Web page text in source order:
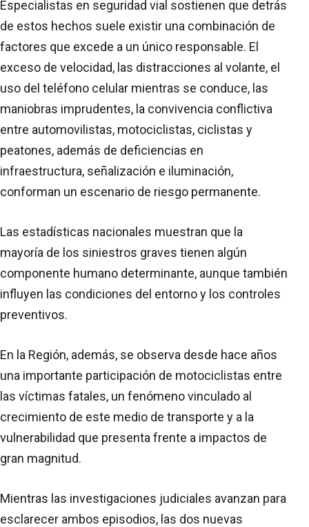
Especialistas en seguridad vial sostienen que detrás
de estos hechos suele existir una combinación de
factores que excede a un único responsable. El
exceso de velocidad, las distracciones al volante, el
uso del teléfono celular mientras se conduce, las
maniobras imprudentes, la convivencia conflictiva
entre automovilistas, motociclistas, ciclistas y
peatones, además de deficiencias en
infraestructura, señalización e iluminación,
conforman un escenario de riesgo permanente.
Las estadísticas nacionales muestran que la
mayoría de los siniestros graves tienen algún
componente humano determinante, aunque también
influyen las condiciones del entorno y los controles
preventivos.
En la Región, además, se observa desde hace años
una importante participación de motociclistas entre
las víctimas fatales, un fenómeno vinculado al
crecimiento de este medio de transporte y a la
vulnerabilidad que presenta frente a impactos de
gran magnitud.
Mientras las investigaciones judiciales avanzan para
esclarecer ambos episodios, las dos nuevas